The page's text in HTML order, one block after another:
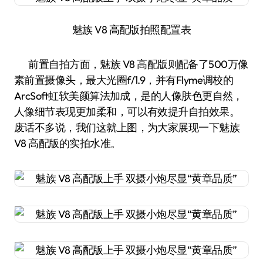
魅族 V8 高配版拍照配置表
前置自拍方面，魅族 V8 高配版则配备了500万像
素前置摄像头，最大光圈f/1.9，并有Flyme调校的
ArcSoft虹软美颜算法加成，是的人像肤色更自然，
人像细节表现更加柔和，可以有效提升自拍效果。
废话不多说，我们这就上图，为大家展现一下魅族
V8 高配版的实拍水准。